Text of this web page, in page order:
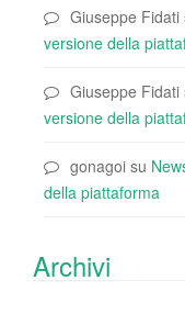
Giuseppe Fidati
versione della
Giuseppe Fidati
versione della
gonagoi su
della piattaforma
Archivi